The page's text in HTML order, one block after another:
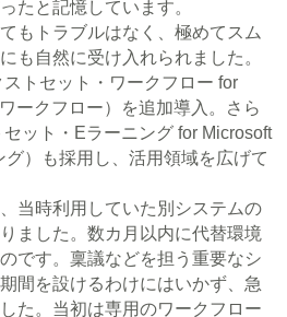
たと記憶しています。
もトラブルはなく、極めてスム
も自然に受け入れられました。
トセット・ワークフロー for
ークフロー）を追加導入。さら
ット・Eラーニング for Microsoft
）も採用し、活用領域を広げて
当時利用していた別システムの
ました。数カ月以内に代替環境
です。稟議などを担う重要なシ
間を設けるわけにはいかず、急
た。当初は専用のワークフロー